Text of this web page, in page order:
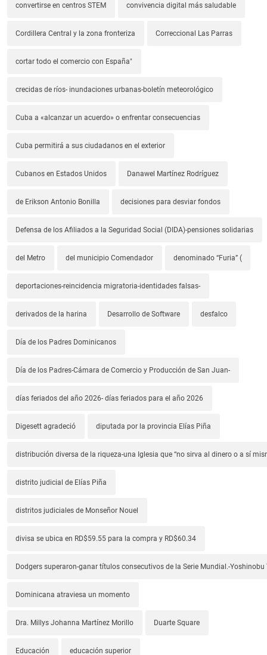
convertirse en centros STEM convivencia digital más saludable
Cordillera Central y la zona fronteriza Correccional Las Parras
cortar todo el comercio con España"
crecidas de ríos- inundaciones urbanas-boletín meteorológico
Cuba a «alcanzar un acuerdo» o enfrentar consecuencias
Cuba permitirá a sus ciudadanos en el exterior
Cubanos en Estados Unidos Danawel Martínez Rodríguez
de Erikson Antonio Bonilla decisiones para desviar fondos
Defensa de los Afiliados a la Seguridad Social (DIDA)-pensiones solidarias
del Metro del municipio Comendador denominado “Furia” (
deportaciones-reincidencia migratoria-identidades falsas-
derivados de la harina Desarrollo de Software desfalco
Día de los Padres Dominicanos
Día de los Padres-Cámara de Comercio y Producción de San Juan-
días feriados del año 2026- días feriados para el año 2026
Digesett agradeció diputada por la provincia Elías Piña
distribución diversa de la riqueza-una Iglesia que “no sirva al dinero o a sí
distrito judicial de Elías Piña
distritos judiciales de Monseñor Nouel
divisa se ubica en RD$59.55 para la compra y RD$60.34
Dodgers superaron-ganar títulos consecutivos de la Serie Mundial.-
Dominicana atraviesa un momento
Dra. Millys Johanna Martínez Morillo Duarte Square
Educación educación superior